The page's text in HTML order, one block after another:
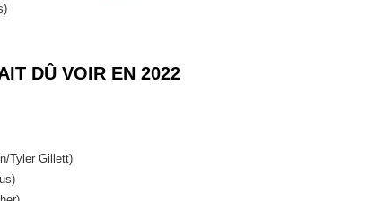
DÛ VOIR EN 2022
Tyler Gillett)